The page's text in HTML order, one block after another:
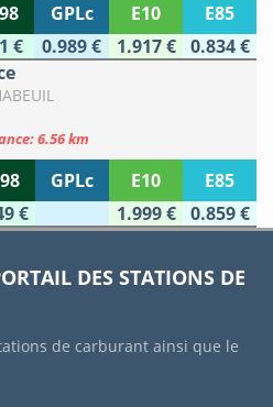
GPLc E10
E85
€ 0.989 € 1.917 €
0.834 €
6.56 km
GPLc E10
E85
€ 1.999 € 0.859 €
DES STATIONS DE
de carburant ainsi que le